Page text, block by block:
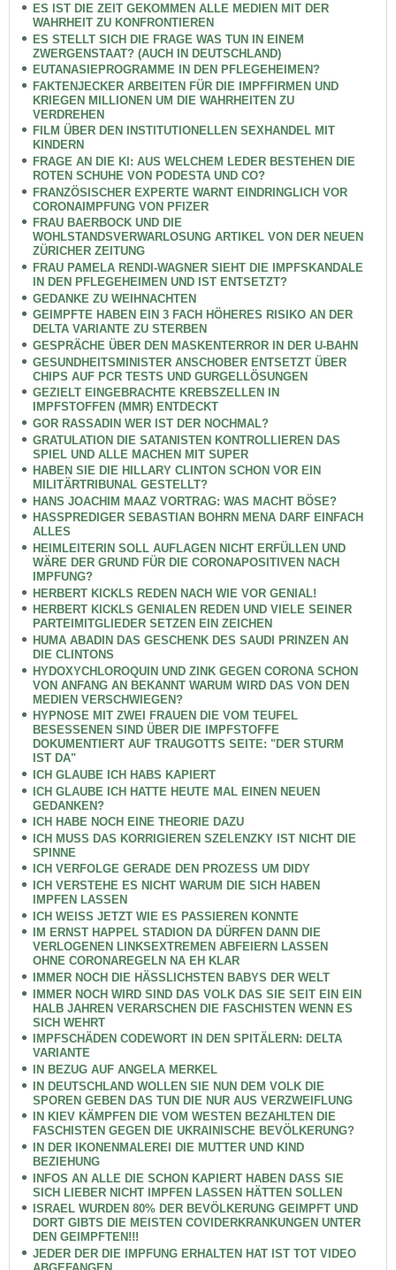
ES IST DIE ZEIT GEKOMMEN ALLE MEDIEN MIT DER
WAHRHEIT ZU KONFRONTIEREN
ES STELLT SICH DIE FRAGE WAS TUN IN EINEM
ZWERGENSTAAT? (AUCH IN DEUTSCHLAND)
EUTANASIEPROGRAMME IN DEN PFLEGEHEIMEN?
FAKTENJECKER ARBEITEN FÜR DIE IMPFFIRMEN UND
KRIEGEN MILLIONEN UM DIE WAHRHEITEN ZU
VERDREHEN
FILM ÜBER DEN INSTITUTIONELLEN SEXHANDEL MIT
KINDERN
FRAGE AN DIE KI: AUS WELCHEM LEDER BESTEHEN DIE
ROTEN SCHUHE VON PODESTA UND CO?
FRANZÖSISCHER EXPERTE WARNT EINDRINGLICH VOR
CORONAIMPFUNG VON PFIZER
FRAU BAERBOCK UND DIE
WOHLSTANDSVERWARLOSUNG ARTIKEL VON DER NEUEN
ZÜRICHER ZEITUNG
FRAU PAMELA RENDI-WAGNER SIEHT DIE IMPFSKANDALE
IN DEN PFLEGEHEIMEN UND IST ENTSETZT?
GEDANKE ZU WEIHNACHTEN
GEIMPFTE HABEN EIN 3 FACH HÖHERES RISIKO AN DER
DELTA VARIANTE ZU STERBEN
GESPRÄCHE ÜBER DEN MASKENTERROR IN DER U-BAHN
GESUNDHEITSMINISTER ANSCHOBER ENTSETZT ÜBER
CHIPS AUF PCR TESTS UND GURGELLÖSUNGEN
GEZIELT EINGEBRACHTE KREBSZELLEN IN
IMPFSTOFFEN (MMR) ENTDECKT
GOR RASSADIN WER IST DER NOCHMAL?
GRATULATION DIE SATANISTEN KONTROLLIEREN DAS
SPIEL UND ALLE MACHEN MIT SUPER
HABEN SIE DIE HILLARY CLINTON SCHON VOR EIN
MILITÄRTRIBUNAL GESTELLT?
HANS JOACHIM MAAZ VORTRAG: WAS MACHT BÖSE?
HASSPREDIGER SEBASTIAN BOHRN MENA DARF EINFACH
ALLES
HEIMLEITERIN SOLL AUFLAGEN NICHT ERFÜLLEN UND
WÄRE DER GRUND FÜR DIE CORONAPOSITIVEN NACH
IMPFUNG?
HERBERT KICKLS REDEN NACH WIE VOR GENIAL!
HERBERT KICKLS GENIALEN REDEN UND VIELE SEINER
PARTEIMITGLIEDER SETZEN EIN ZEICHEN
HUMA ABADIN DAS GESCHENK DES SAUDI PRINZEN AN
DIE CLINTONS
HYDOXYCHLOROQUIN UND ZINK GEGEN CORONA SCHON
VON ANFANG AN BEKANNT WARUM WIRD DAS VON DEN
MEDIEN VERSCHWIEGEN?
HYPNOSE MIT ZWEI FRAUEN DIE VOM TEUFEL
BESESSENEN SIND ÜBER DIE IMPFSTOFFE
DOKUMENTIERT AUF TRAUGOTTS SEITE: "DER STURM
IST DA"
ICH GLAUBE ICH HABS KAPIERT
ICH GLAUBE ICH HATTE HEUTE MAL EINEN NEUEN
GEDANKEN?
ICH HABE NOCH EINE THEORIE DAZU
ICH MUSS DAS KORRIGIEREN SZELENZKY IST NICHT DIE
SPINNE
ICH VERFOLGE GERADE DEN PROZESS UM DIDY
ICH VERSTEHE ES NICHT WARUM DIE SICH HABEN
IMPFEN LASSEN
ICH WEISS JETZT WIE ES PASSIEREN KONNTE
IM ERNST HAPPEL STADION DA DÜRFEN DANN DIE
VERLOGENEN LINKSEXTREMEN ABFEIERN LASSEN
OHNE CORONAREGELN NA EH KLAR
IMMER NOCH DIE HÄSSLICHSTEN BABYS DER WELT
IMMER NOCH WIRD SIND DAS VOLK DAS SIE SEIT EIN EIN
HALB JAHREN VERARSCHEN DIE FASCHISTEN WENN ES
SICH WEHRT
IMPFSCHÄDEN CODEWORT IN DEN SPITÄLERN: DELTA
VARIANTE
IN BEZUG AUF ANGELA MERKEL
IN DEUTSCHLAND WOLLEN SIE NUN DEM VOLK DIE
SPOREN GEBEN DAS TUN DIE NUR AUS VERZWEIFLUNG
IN KIEV KÄMPFEN DIE VOM WESTEN BEZAHLTEN DIE
FASCHISTEN GEGEN DIE UKRAINISCHE BEVÖLKERUNG?
IN DER IKONENMALEREI DIE MUTTER UND KIND
BEZIEHUNG
INFOS AN ALLE DIE SCHON KAPIERT HABEN DASS SIE
SICH LIEBER NICHT IMPFEN LASSEN HÄTTEN SOLLEN
ISRAEL WURDEN 80% DER BEVÖLKERUNG GEIMPFT UND
DORT GIBTS DIE MEISTEN COVIDERKRANKUNGEN UNTER
DEN GEIMPFTEN!!!
JEDER DER DIE IMPFUNG ERHALTEN HAT IST TOT VIDEO